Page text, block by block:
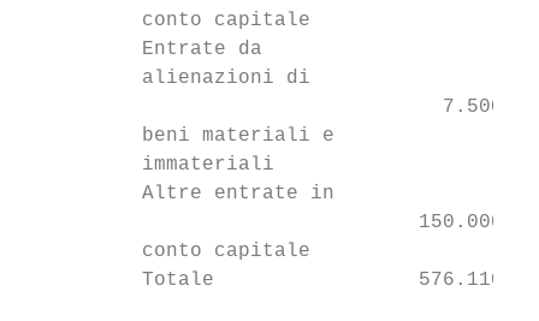
          conto capitale
          Entrate da
          alienazioni di
          beni materiali e
          immateriali
          Altre entrate in
          conto capitale
Totale